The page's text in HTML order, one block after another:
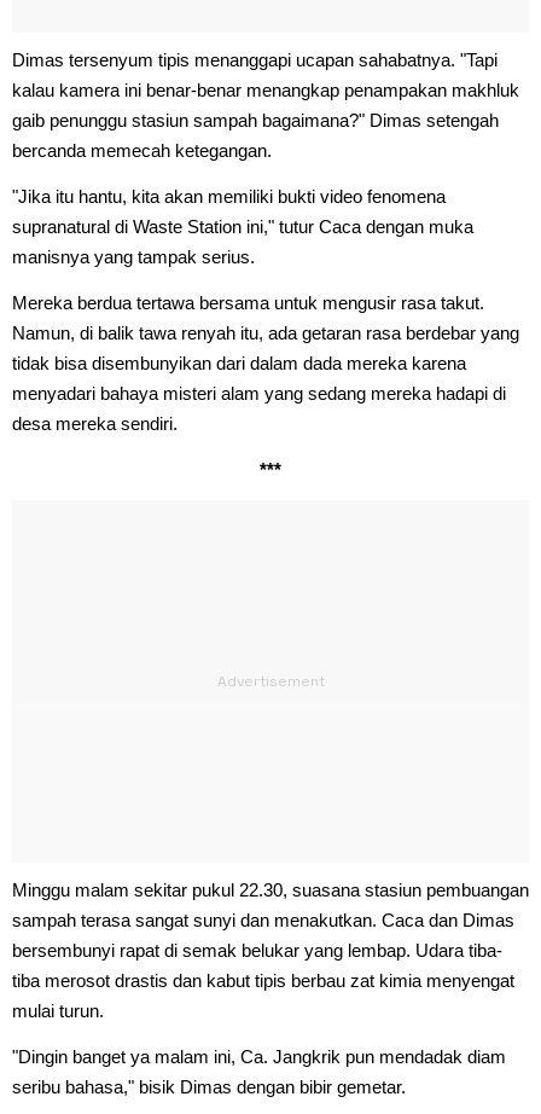
Dimas tersenyum tipis menanggapi ucapan sahabatnya. "Tapi
kalau kamera ini benar-benar menangkap penampakan makhluk
gaib penunggu stasiun sampah bagaimana?" Dimas setengah
bercanda memecah ketegangan.
"Jika itu hantu, kita akan memiliki bukti video fenomena
supranatural di Waste Station ini," tutur Caca dengan muka
manisnya yang tampak serius.
Mereka berdua tertawa bersama untuk mengusir rasa takut.
Namun, di balik tawa renyah itu, ada getaran rasa berdebar yang
tidak bisa disembunyikan dari dalam dada mereka karena
menyadari bahaya misteri alam yang sedang mereka hadapi di
desa mereka sendiri.
***
Minggu malam sekitar pukul 22.30, suasana stasiun pembuangan
sampah terasa sangat sunyi dan menakutkan. Caca dan Dimas
bersembunyi rapat di semak belukar yang lembap. Udara tiba-
tiba merosot drastis dan kabut tipis berbau zat kimia menyengat
mulai turun.
"Dingin banget ya malam ini, Ca. Jangkrik pun mendadak diam
seribu bahasa," bisik Dimas dengan bibir gemetar.